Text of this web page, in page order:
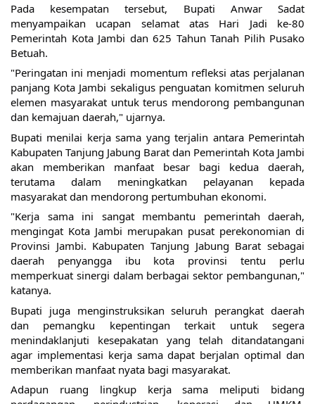
Pada kesempatan tersebut, Bupati Anwar Sadat
menyampaikan ucapan selamat atas Hari Jadi ke-80
Pemerintah Kota Jambi dan 625 Tahun Tanah Pilih Pusako
Betuah.
"Peringatan ini menjadi momentum refleksi atas perjalanan
panjang Kota Jambi sekaligus penguatan komitmen seluruh
elemen masyarakat untuk terus mendorong pembangunan
dan kemajuan daerah," ujarnya.
Bupati menilai kerja sama yang terjalin antara Pemerintah
Kabupaten Tanjung Jabung Barat dan Pemerintah Kota Jambi
akan memberikan manfaat besar bagi kedua daerah,
terutama dalam meningkatkan pelayanan kepada
masyarakat dan mendorong pertumbuhan ekonomi.
"Kerja sama ini sangat membantu pemerintah daerah,
mengingat Kota Jambi merupakan pusat perekonomian di
Provinsi Jambi. Kabupaten Tanjung Jabung Barat sebagai
daerah penyangga ibu kota provinsi tentu perlu
memperkuat sinergi dalam berbagai sektor pembangunan,"
katanya.
Bupati juga menginstruksikan seluruh perangkat daerah
dan pemangku kepentingan terkait untuk segera
menindaklanjuti kesepakatan yang telah ditandatangani
agar implementasi kerja sama dapat berjalan optimal dan
memberikan manfaat nyata bagi masyarakat.
Adapun ruang lingkup kerja sama meliputi bidang